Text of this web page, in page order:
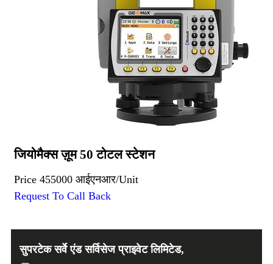
जियोमैक्स ज़ूम 50 टोटल स्टेशन
Price 455000 आईएनआर/Unit
Request To Call Back
सुपरटेक सर्वे एंड सर्विसेज प्राइवेट लिमिटेड,